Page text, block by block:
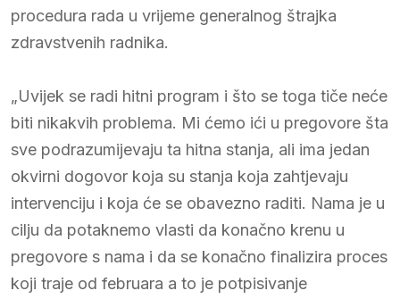
procedura rada u vrijeme generalnog štrajka
zdravstvenih radnika.
„Uvijek se radi hitni program i što se toga tiče neće
biti nikakvih problema. Mi ćemo ići u pregovore šta
sve podrazumijevaju ta hitna stanja, ali ima jedan
okvirni dogovor koja su stanja koja zahtjevaju
intervenciju i koja će se obavezno raditi. Nama je u
cilju da potaknemo vlasti da konačno krenu u
pregovore s nama i da se konačno finalizira proces
koji traje od februara a to je potpisivanje